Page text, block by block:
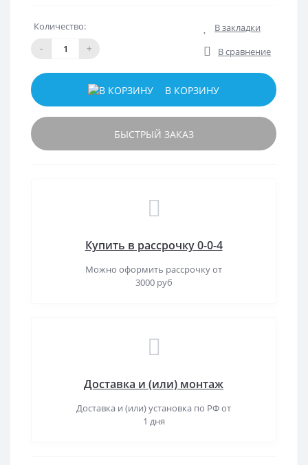
Количество:
- +
В закладки
В сравнение
В КОРЗИНУ
БЫСТРЫЙ ЗАКАЗ
Купить в рассрочку 0-0-4
Можно оформить рассрочку от
3000 руб
Доставка и (или) монтаж
Доставка и (или) установка по РФ от
1 дня